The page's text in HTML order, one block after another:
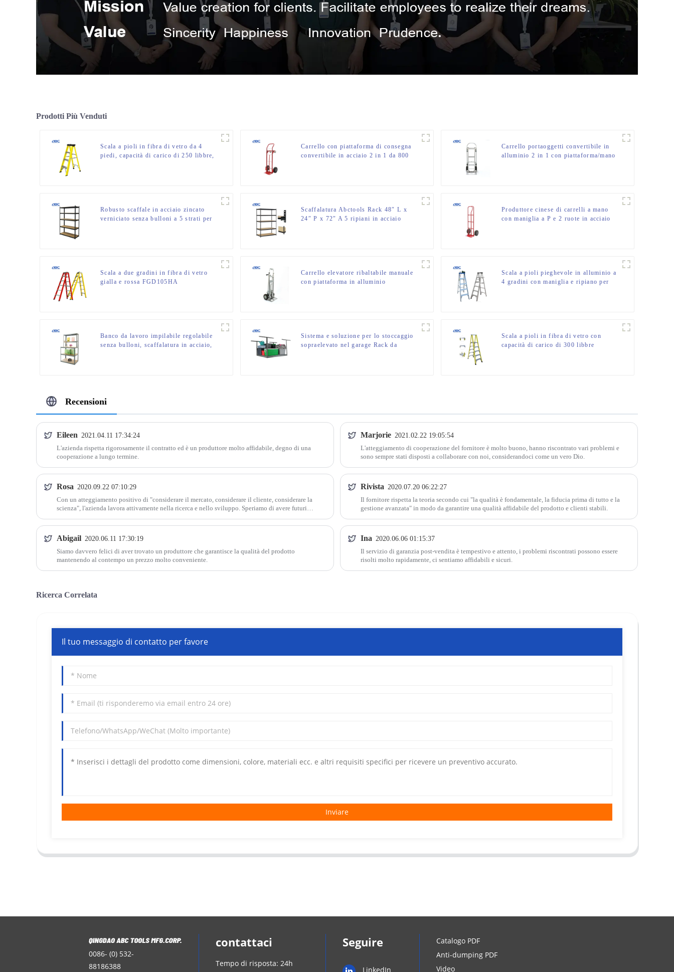
Prodotti Più Venduti
Scala a pioli in fibra di vetro da 4
piedi, capacità di carico di 250 libbre,
Carrello con piattaforma di consegna
convertibile in acciaio 2 in 1 da 800
Carrello portaoggetti convertibile in
alluminio 2 in 1 con piattaforma/mano
Robusto scaffale in acciaio zincato
verniciato senza bulloni a 5 strati per
Scaffalatura Abctools Rack 48″ L x
24″ P x 72″ A 5 ripiani in acciaio
Produttore cinese di carrelli a mano
con maniglia a P e 2 ruote in acciaio
Scala a due gradini in fibra di vetro
gialla e rossa FGD105HA
Carrello elevatore ribaltabile manuale
con piattaforma in alluminio
Scala a pioli pieghevole in alluminio a
4 gradini con maniglia e ripiano per
Banco da lavoro impilabile regolabile
senza bulloni, scaffalatura in acciaio,
Sistema e soluzione per lo stoccaggio
sopraelevato nel garage Rack da
Scala a pioli in fibra di vetro con
capacità di carico di 300 libbre
Recensioni
Eileen 2021.04.11 17:34:24
L'azienda rispetta rigorosamente il contratto ed è un produttore molto affidabile, degno di una
cooperazione a lungo termine.
Marjorie 2021.02.22 19:05:54
L'atteggiamento di cooperazione del fornitore è molto buono, hanno riscontrato vari problemi e
sono sempre stati disposti a collaborare con noi, considerandoci come un vero Dio.
Rosa 2020.09.22 07:10:29
Con un atteggiamento positivo di "considerare il mercato, considerare il cliente, considerare la
scienza", l'azienda lavora attivamente nella ricerca e nello sviluppo. Speriamo di avere futuri
Rivista 2020.07.20 06:22:27
Il fornitore rispetta la teoria secondo cui "la qualità è fondamentale, la fiducia prima di tutto e la
gestione avanzata" in modo da garantire una qualità affidabile del prodotto e clienti stabili.
Abigail 2020.06.11 17:30:19
Siamo davvero felici di aver trovato un produttore che garantisce la qualità del prodotto
mantenendo al contempo un prezzo molto conveniente.
Ina 2020.06.06 01:15:37
Il servizio di garanzia post-vendita è tempestivo e attento, i problemi riscontrati possono essere
risolti molto rapidamente, ci sentiamo affidabili e sicuri.
Ricerca Correlata
Il tuo messaggio di contatto per favore
Inviare
0086- (0) 532-
88186388
contattaci
Tempo di risposta: 24h
Seguire
LinkedIn
Catalogo PDF
Anti-dumping PDF
Video